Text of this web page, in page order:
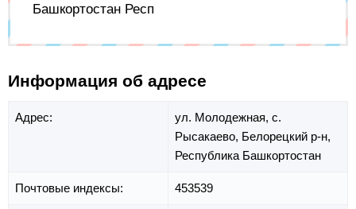
Башкортостан Респ
Информация об адресе
Адрес: ул. Молодежная, с.
Рысакаево, Белорецкий р-н,
Республика Башкортостан
Почтовые индексы: 453539